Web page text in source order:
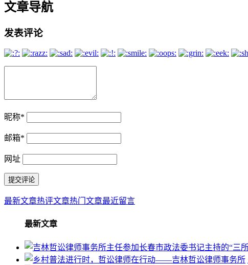
文章导航
发表评论
昵称*
邮箱*
网址
最新文章热评文章热门文章最近留言
最新文章